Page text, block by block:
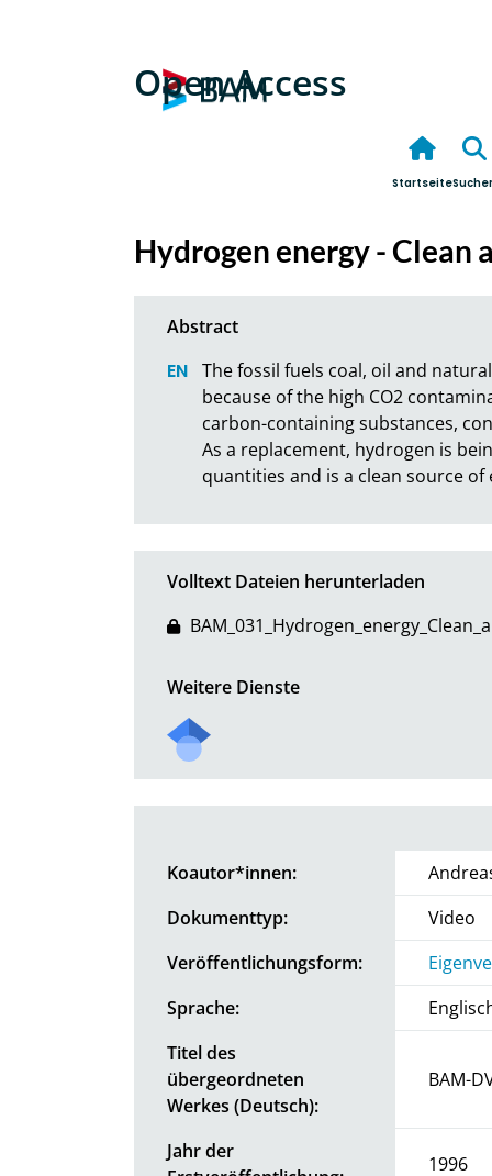
Open Access
Startseite
Hydrogen energy - Clean
The fossil fuels coal, oil and
because of the high CO2
carbon-containing substances,
As a replacement, hydrogen is
quantities and is a clean source
Volltext Dateien herunterladen
Weitere Dienste
Koautor*innen:
Dokumenttyp:
Video
Veröffentlichungsform:
Sprache:
Titel des
übergeordneten
Werkes (Deutsch):
BAM-
Jahr der
1996